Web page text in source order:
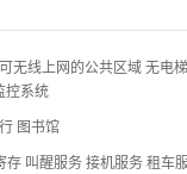
无线上网的公共区域 无电
控系统
图书馆
叫醒服务 接机服务 租车